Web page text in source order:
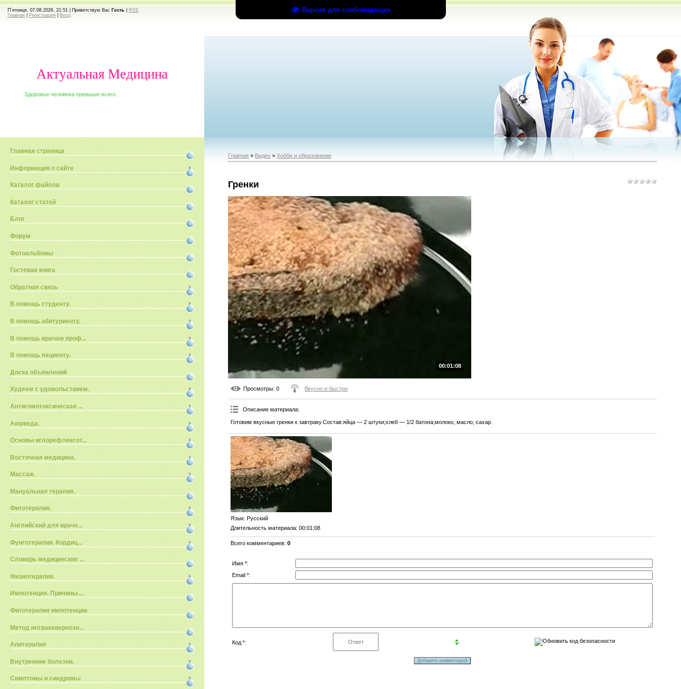
Версия для слабовидящих
П`ятниця, 07.08.2026, 21:51 | Приветствую Вас Гость
RSS
Главная
Регистрация Вход
Актуальная Медицина
Здоровье человека превыше всего.
Главная страница
Информация о сайте
Каталог файлов
Каталог статей
Блог
Форум
Фотоальбомы
Гостевая книга
Обратная связь
В помощь студенту.
В помощь абитуриенту.
В помощь врачам проф...
В помощь пациенту.
Доска объявлений
Худеем с удовольствием.
Антигомотоксическая ...
Аюрведа.
Основы иглорефлексот...
Восточная медицина.
Массаж.
Мануальная терапия.
Фитотерапия.
Английский для враче...
Фунготерапия. Кордиц...
Словарь медицинских ...
Физиотерапия.
Импотенция. Причины....
Фитотерапия импотенции
Метод интракавернозн...
Апитерапия
Внутренние болезни.
Симптомы и синдромы
Главная » Видео »Хобби и образование
Гренки
00:01:08
Просмотры: 0 Вкусно и быстро
Описание материала:
Готовим вкусные гренки к завтраку.Состав:яйца — 2 штуки;хлеб — 1/2 батона;молоко, масло, сахар.
Язык: Русский
Длительность материала: 00:01:08
Всего комментариев:0
Имя *:
Email *:
Код *: